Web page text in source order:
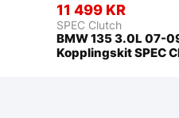
11 499 KR
SPEC Clutch
BMW 135 3.0L 07-
Kopplingskit SPEC